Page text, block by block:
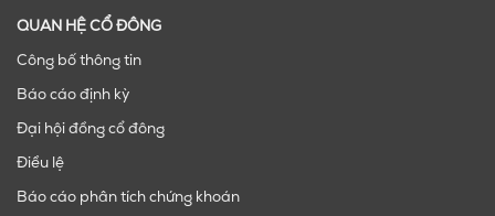
QUAN HỆ CỔ ĐÔNG
Công bố thông tin
Báo cáo định kỳ
Đại hội đồng cổ đông
Điều lệ
Báo cáo phân tích chứng khoán